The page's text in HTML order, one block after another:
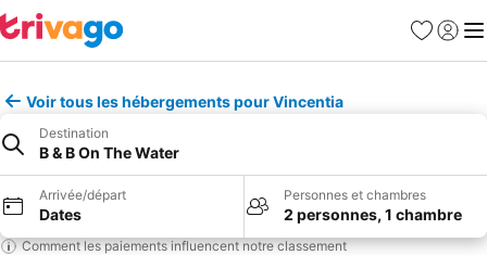
Favoris
Se
Voir tous les hébergements pour Vincentia
Destination
B & B On The Water
Arrivée/départ
Dates
Personnes et chambres
2 personnes, 1 chambre
Comment les paiements influencent notre classement